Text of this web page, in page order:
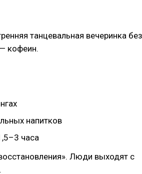
танцевальная вечеринка без
кофеин.
напитков
часа
Люди выходят с